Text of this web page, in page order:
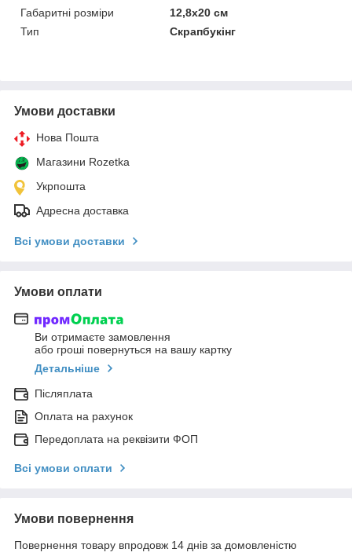
Габаритні розміри
12,8х20 см
Тип
Скрапбукінг
Умови доставки
Нова Пошта
Магазини Rozetka
Укрпошта
Адресна доставка
Всі умови доставки
Умови оплати
Ви отримаєте замовлення
або гроші повернуться на вашу картку
Детальніше
Післяплата
Оплата на рахунок
Передоплата на реквізити ФОП
Всі умови оплати
Умови повернення
Повернення товару впродовж 14 днів за домовленістю